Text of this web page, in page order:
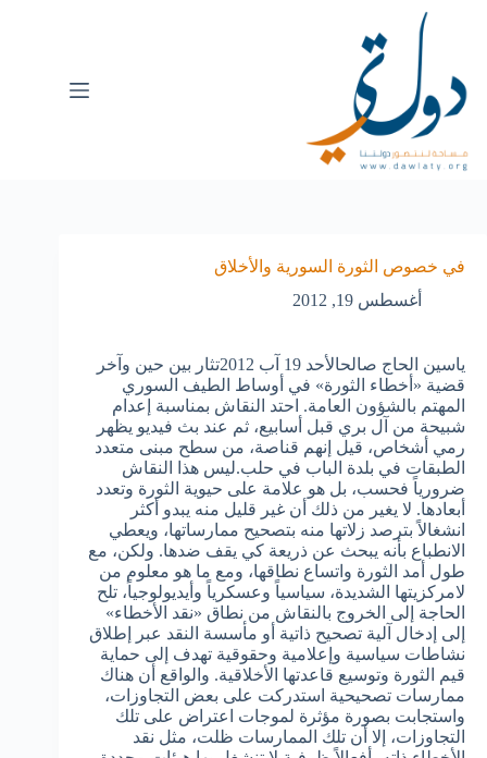
في خصوص الثورة السورية والأخلاق
أغسطس 19, 2012
ياسين الحاج صالحالأحد 19 آب 2012تثار بين حين وآخر
قضية «أخطاء الثورة» في أوساط الطيف السوري
المهتم بالشؤون العامة. احتد النقاش بمناسبة إعدام
شبيحة من آل بري قبل أسابيع، ثم عند بث فيديو يظهر
رمي أشخاص، قيل إنهم قناصة، من سطح مبنى متعدد
الطبقات في بلدة الباب في حلب.ليس هذا النقاش
ضرورياً فحسب، بل هو علامة على حيوية الثورة وتعدد
أبعادها. لا يغير من ذلك أن غير قليل منه يبدو أكثر
انشغالاً بترصد زلاتها منه بتصحيح ممارساتها، ويعطي
الانطباع بأنه يبحث عن ذريعة كي يقف ضدها. ولكن، مع
طول أمد الثورة واتساع نطاقها، ومع ما هو معلوم من
لامركزيتها الشديدة، سياسياً وعسكرياً وأيديولوجياً، تلح
الحاجة إلى الخروج بالنقاش من نطاق «نقد الأخطاء»
إلى إدخال آلية تصحيح ذاتية أو مأسسة النقد عبر إطلاق
نشاطات سياسية وإعلامية وحقوقية تهدف إلى حماية
قيم الثورة وتوسيع قاعدتها الأخلاقية. والواقع أن هناك
ممارسات تصحيحية استدركت على بعض التجاوزات،
واستجابت بصورة مؤثرة لموجات اعتراض على تلك
التجاوزات، إلا أن تلك الممارسات ظلت، مثل نقد